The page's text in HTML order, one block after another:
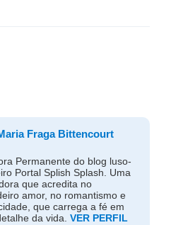
Fraga Bittencourt
Permanente do blog luso-
Portal Splish Splash. Uma
que acredita no
amor, no romantismo e
que carrega a fé em
da vida. VER PERFIL